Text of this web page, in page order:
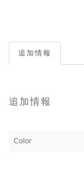
追加情報
追加情報
Color